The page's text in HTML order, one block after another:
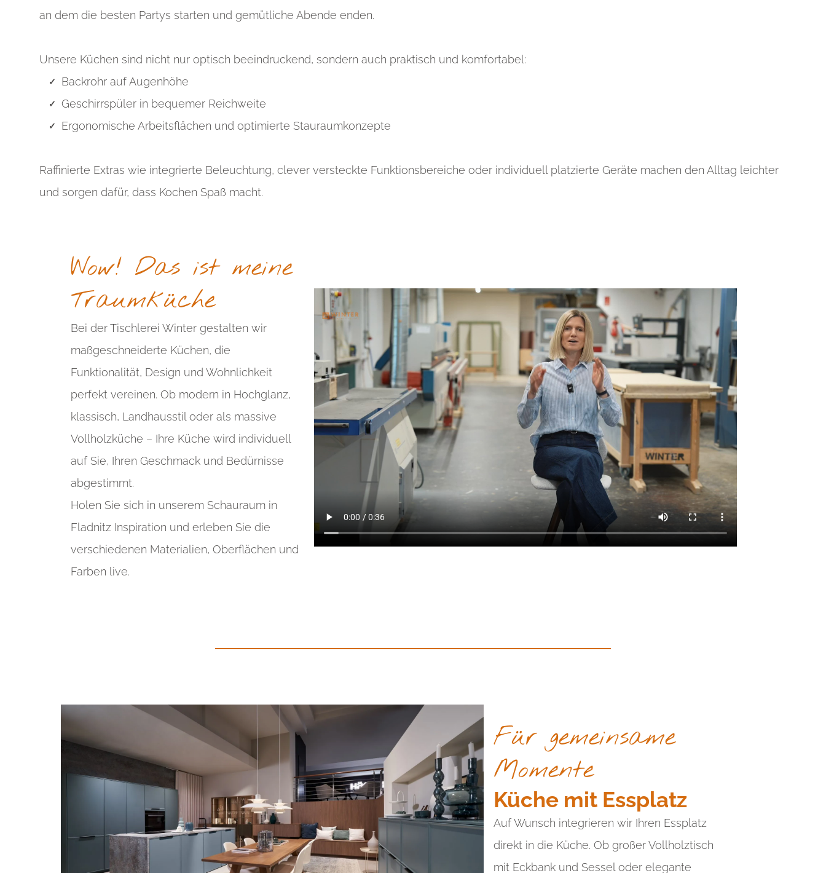
an dem die besten Partys starten und gemütliche Abende enden.
Unsere Küchen sind nicht nur optisch beeindruckend, sondern auch praktisch und komfortabel:
Backrohr auf Augenhöhe
Geschirrspüler in bequemer Reichweite
Ergonomische Arbeitsflächen und optimierte Stauraumkonzepte
Raffinierte Extras wie integrierte Beleuchtung, clever versteckte Funktionsbereiche oder individuell platzierte Geräte machen den Alltag leichter
und sorgen dafür, dass Kochen Spaß macht.
Wow! Das ist meine
Traumküche
Bei der Tischlerei Winter gestalten wir
maßgeschneiderte Küchen, die
Funktionalität, Design und Wohnlichkeit
perfekt vereinen. Ob modern in Hochglanz,
klassisch, Landhausstil oder als massive
Vollholzküche – Ihre Küche wird individuell
auf Sie, Ihren Geschmack und Bedürnisse
abgestimmt.
Holen Sie sich in unserem Schauraum in
Fladnitz Inspiration und erleben Sie die
verschiedenen Materialien, Oberflächen und
Farben live.
Für gemeinsame
Momente
Küche mit Essplatz
Auf Wunsch integrieren wir Ihren Essplatz
direkt in die Küche. Ob großer Vollholztisch
mit Eckbank und Sessel oder elegante
ADD A TITLE
Add a link
ADD A TITLE
Place an